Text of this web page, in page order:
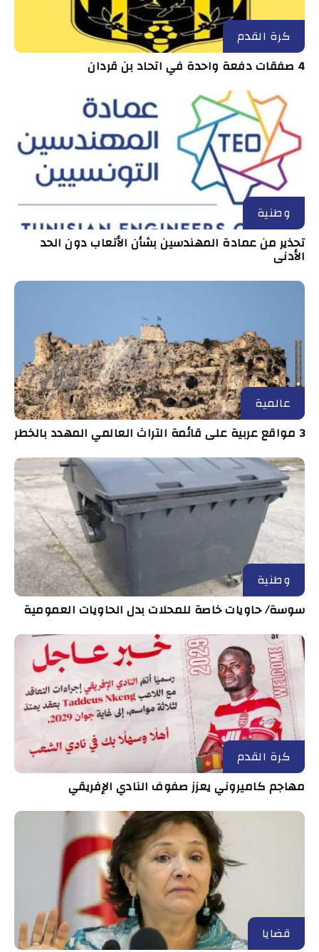
كرة القدم
4 صفقات دفعة واحدة في اتحاد بن قردان
وطنية
تحذير من عمادة المهندسين بشأن الأتعاب دون الحد
الأدنى
عالمية
3 مواقع عربية على قائمة التراث العالمي المهدد بالخطر
وطنية
سوسة/ حاويات خاصة للمحلات بدل الحاويات العمومية
كرة القدم
مهاجم كاميروني يعزز صفوف النادي الإفريقي
قضايا